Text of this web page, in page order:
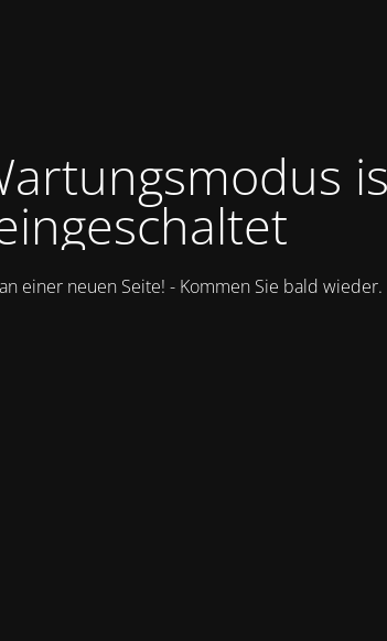
einer neuen Seite! - Kommen Sie bald wieder.